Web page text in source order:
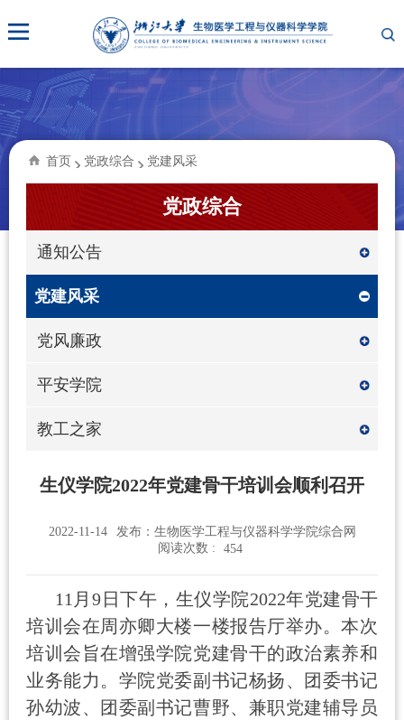
首页 党政综合 党建风采
党政综合
通知公告
党建风采
党风廉政
平安学院
教工之家
生仪学院2022年党建骨干培训会顺利召开
2022-11-14
发布：生物医学工程与仪器科学学院综合网
阅读次数 :
454
11 月 9日下午，生仪学院2022年党建骨干
培训会在周亦卿大楼一楼报告厅举办。本次
培训会旨在增强学院党建骨干的政治素养和
业务能力。学院党委副书记杨扬、团委书记
孙幼波、团委副书记曹野、兼职党建辅导员